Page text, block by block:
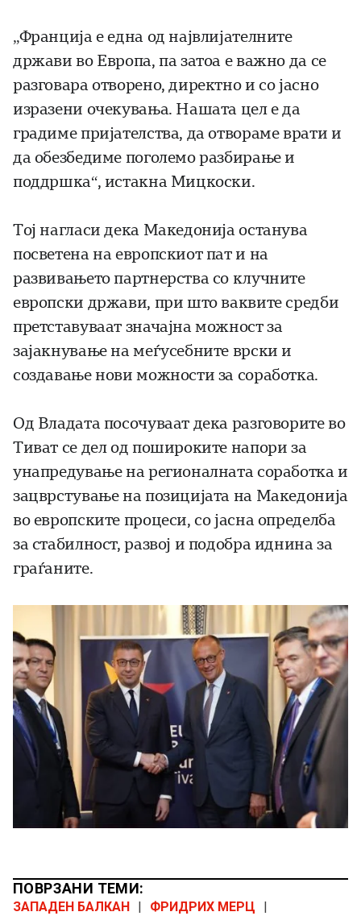
„Франција е една од највлијателните
држави во Европа, па затоа е важно да се
разговара отворено, директно и со јасно
изразени очекувања. Нашата цел е да
градиме пријателства, да отвораме врати и
да обезбедиме поголемо разбирање и
поддршка“, истакна Мицкоски.
Тој нагласи дека Македонија останува
посветена на европскиот пат и на
развивањето партнерства со клучните
европски држави, при што ваквите средби
претставуваат значајна можност за
зајакнување на меѓусебните врски и
создавање нови можности за соработка.
Од Владата посочуваат дека разговорите во
Тиват се дел од пошироките напори за
унапредување на регионалната соработка и
зацврстување на позицијата на Македонија
во европските процеси, со јасна определба
за стабилност, развој и подобра иднина за
граѓаните.
ПОВРЗАНИ ТЕМИ:
ЗАПАДЕН БАЛКАН ФРИДРИХ МЕРЦ